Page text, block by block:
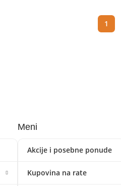
1
Meni
Akcije i posebne ponude
Kupovina na rate